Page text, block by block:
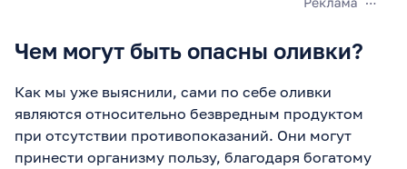
Чем могут быть опасны оливки?
Как мы уже выяснили, сами по себе оливки
являются относительно безвредным продуктом
при отсутствии противопоказаний. Они могут
принести организму пользу, благодаря богатому